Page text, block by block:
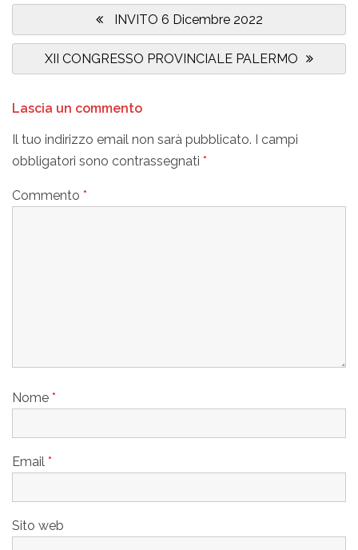
Previous
Post:
INVITO 6 Dicembre 2022
Next
Post:
XII CONGRESSO PROVINCIALE PALERMO
Lascia un commento
Il tuo indirizzo email non sarà pubblicato. I campi
obbligatori sono contrassegnati *
Commento *
Nome *
Email *
Sito web